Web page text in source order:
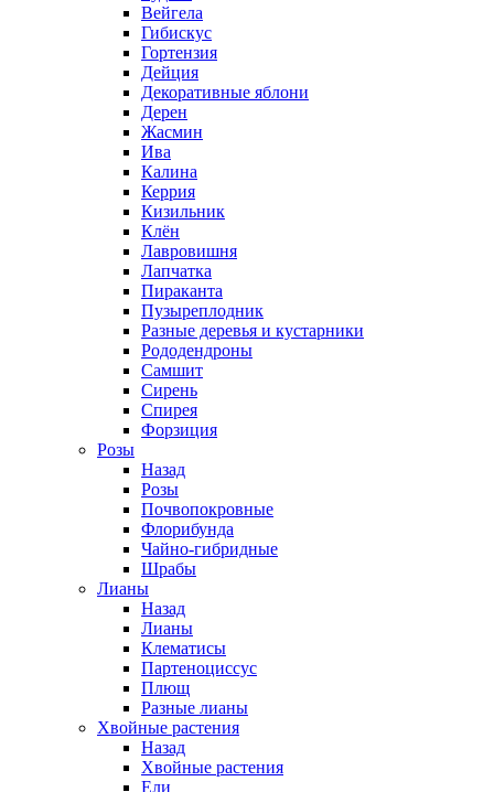
Вейгела
Гибискус
Гортензия
Дейция
Декоративные яблони
Дерен
Жасмин
Ива
Калина
Керрия
Кизильник
Клён
Лавровишня
Лапчатка
Пираканта
Пузыреплодник
Разные деревья и кустарники
Рододендроны
Самшит
Сирень
Спирея
Форзиция
Розы
Назад
Розы
Почвопокровные
Флорибунда
Чайно-гибридные
Шрабы
Лианы
Назад
Лианы
Клематисы
Партеноциссус
Плющ
Разные лианы
Хвойные растения
Назад
Хвойные растения
Ели